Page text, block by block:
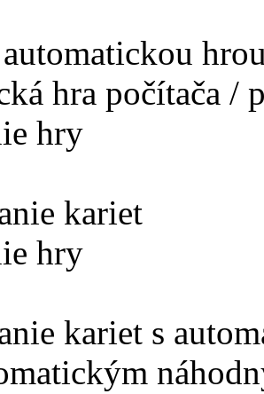
automatickou
hra počítača /
hry
kariet
hry
kariet s